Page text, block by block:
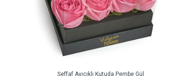
Şeffaf Ayıcıklı Kutuda Pembe Gül